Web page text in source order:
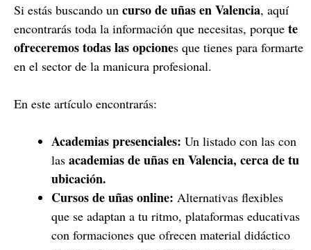
Si estás buscando un curso de uñas en Valencia, aquí
encontrarás toda la información que necesitas, porque te
ofreceremos todas las opciones que tienes para formarte
en el sector de la manicura profesional.
En este artículo encontrarás:
Academias presenciales: Un listado con las con
las academias de uñas en Valencia, cerca de tu
ubicación.
Cursos de uñas online: Alternativas flexibles
que se adaptan a tu ritmo, plataformas educativas
con formaciones que ofrecen material didáctico